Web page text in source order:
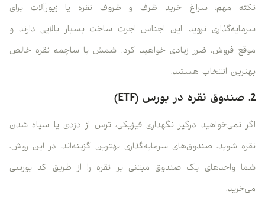
نکته مهم: سراغ خرید ظرف و ظروف نقره یا زیورآلات برای
سرمایه‌گذاری نروید. این اجناس اجرت ساخت بسیار بالایی دارند و
موقع فروش، ضرر زیادی خواهید کرد. شمش یا ساچمه نقره خالص
بهترین انتخاب هستند.
2. صندوق نقره در بورس (ETF)
اگر نمی‌خواهید درگیر نگهداری فیزیکی، ترس از دزدی یا سیاه شدن
نقره شوید، صندوق‌های سرمایه‌گذاری بهترین گزینه‌اند. در این روش،
شما واحدهای یک صندوق مبتنی بر نقره را از طریق کد بورسی
می‌خرید.